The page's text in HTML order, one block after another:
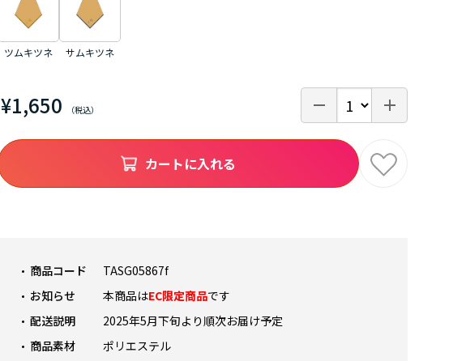
¥1,650
商品コード
TASG05867f
お知らせ
本商品はEC限定商品です
配送説明
2025年5月下旬より順次お届け予定
商品素材
ポリエステル
ツムキツネ サムキツネ
カートに入れる